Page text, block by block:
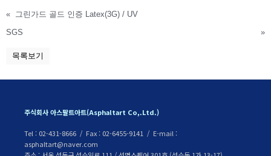
« 그린가드 골드 인증 Latex(3G) / UV
SGS
»
목록보기
주식회사 아스팔트아트(Asphaltart Co,.Ltd.)
Tel : 02-431-8666 / Fax : 02-6455-9141 / E-mail :
asphaltart@naver.com